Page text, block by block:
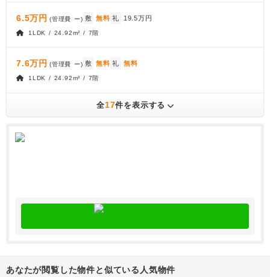
6.5万円 (管理費 ー) 敷 無料 礼 19.5万円
1LDK / 24.92m² / 7階
7.6万円 (管理費 ー) 敷 無料 礼 無料
1LDK / 24.92m² / 7階
全17件を表示する
あなたが閲覧した物件と似ている人気物件